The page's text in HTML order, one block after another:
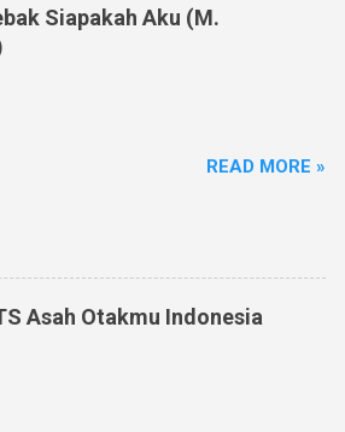
Siapakah Aku (M.
READ MORE »
Asah Otakmu Indonesia